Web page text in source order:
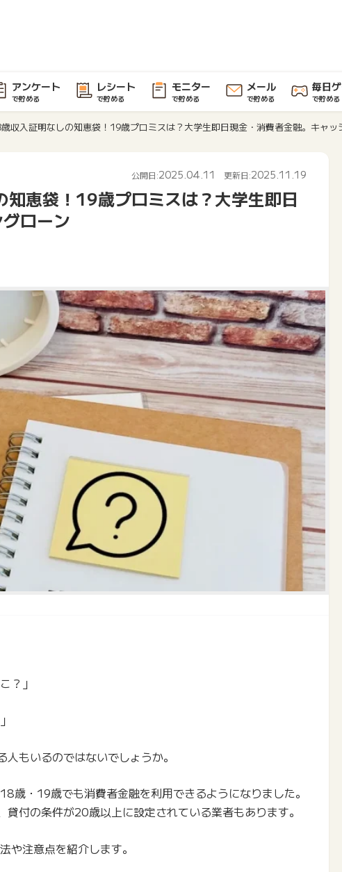
アンケート
で貯める
レシート
で貯める
モニター
で貯める
メール
で貯める
毎日
で貯める
収入証明なしの知恵袋！19歳プロミスは？大学生即日現金・消費者金融。キャッ
公開日:2025.04.11 更新日:2025.11.19
恵袋！19歳プロミスは？大学生即日
ローン
？」
もいるのではないでしょうか。
・19歳でも消費者金融を利用できるようになりました。
付の条件が20歳以上に設定されている業者もあります。
や注意点を紹介します。